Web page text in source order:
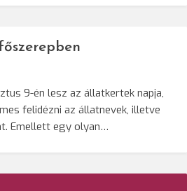
9-én lesz az állatkertek napja,
felidézni az állatnevek, illetve
Emellett egy olyan…